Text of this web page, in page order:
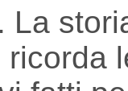
La